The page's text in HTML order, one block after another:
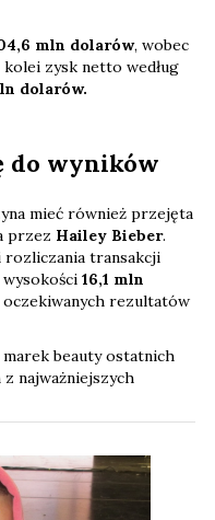
mln dolarów, wobec
zysk netto według
dolarów.
do wyników
mieć również przejęta
przez Hailey Bieber.
rozliczania transakcji
16,1 mln
oczekiwanych rezultatów
beauty ostatnich
z najważniejszych